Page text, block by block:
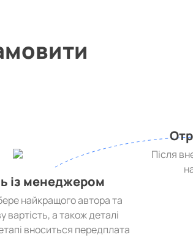
із менеджером
найкращого автора та
вартість, а також деталі
вноситься передплата
Після